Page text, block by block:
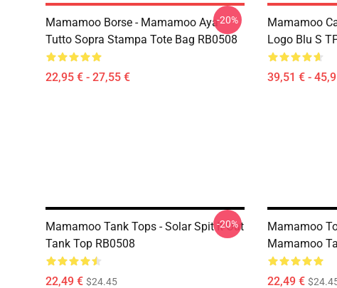
Mamamoo Borse - Mamamoo Aya
Tutto Sopra Stampa Tote Bag RB0508
22,95 € - 27,55 €
-20%
Mamamoo
Logo Blu S
39,51 € -
Mamamoo Tank Tops - Solar Spit It Out
Tank Top RB0508
22,49 € $24.45
-20%
Mamamoo
Mamamoo
22,49 €